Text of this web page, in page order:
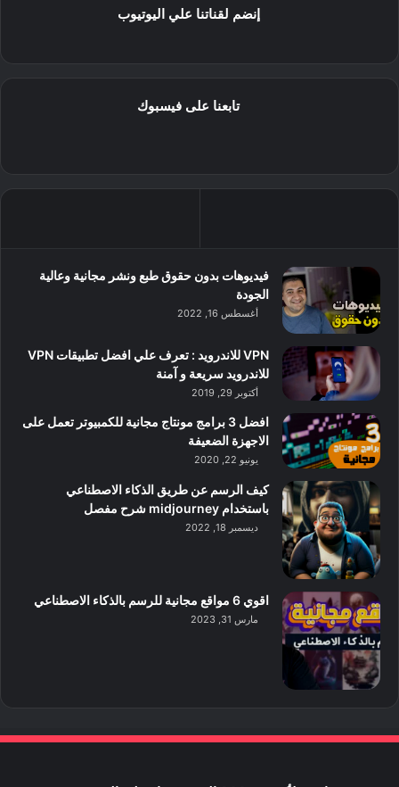
إنضم لقناتنا علي اليوتيوب
تابعنا على فيسبوك
فيديوهات بدون حقوق طبع ونشر مجانية وعالية
الجودة
أغسطس 16, 2022
VPN للاندرويد : تعرف علي افضل تطبيقات VPN
للاندرويد سريعة و آمنة
أكتوبر 29, 2019
افضل 3 برامج مونتاج مجانية للكمبيوتر تعمل على
الاجهزة الضعيفة
يونيو 22, 2020
كيف الرسم عن طريق الذكاء الاصطناعي
باستخدام midjourney شرح مفصل
ديسمبر 18, 2022
اقوي 6 مواقع مجانية للرسم بالذكاء الاصطناعي
مارس 31, 2023